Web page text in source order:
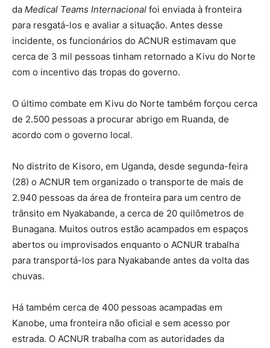
da Medical Teams Internacional foi enviada à fronteira
para resgatá-los e avaliar a situação. Antes desse
incidente, os funcionários do ACNUR estimavam que
cerca de 3 mil pessoas tinham retornado a Kivu do Norte
com o incentivo das tropas do governo.
O último combate em Kivu do Norte também forçou cerca
de 2.500 pessoas a procurar abrigo em Ruanda, de
acordo com o governo local.
No distrito de Kisoro, em Uganda, desde segunda-feira
(28) o ACNUR tem organizado o transporte de mais de
2.940 pessoas da área de fronteira para um centro de
trânsito em Nyakabande, a cerca de 20 quilômetros de
Bunagana. Muitos outros estão acampados em espaços
abertos ou improvisados enquanto o ACNUR trabalha
para transportá-los para Nyakabande antes da volta das
chuvas.
Há também cerca de 400 pessoas acampadas em
Kanobe, uma fronteira não oficial e sem acesso por
estrada. O ACNUR trabalha com as autoridades da